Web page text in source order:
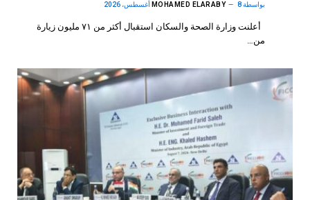
بواسطة MOHAMED ELARABY 8 أغسطس، 2026
أعلنت وزارة الصحة والسكان استقبال أكثر من ٧١ مليون زيارة
من…